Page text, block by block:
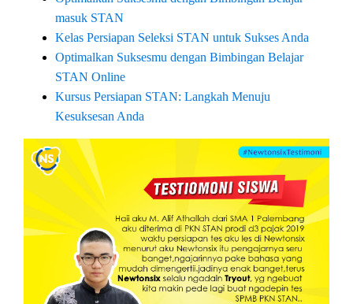
masuk STAN
Kelas Persiapan Seleksi STAN untuk Sukses Anda
Optimalkan Suksesmu dengan Bimbingan Belajar
STAN Online
Kursus Persiapan STAN: Langkah Menuju
Kesuksesan Anda